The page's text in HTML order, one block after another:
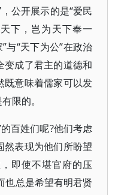
公开展示的是“爱民
下，岂为天下奉一
与“天下为公”在政治
成了君主的道德和
既意味着儒家可以发
限的。
百姓们呢?他们考虑
然表现为他们所盼望
即使不堪官府的压
也总是希望有明君贤